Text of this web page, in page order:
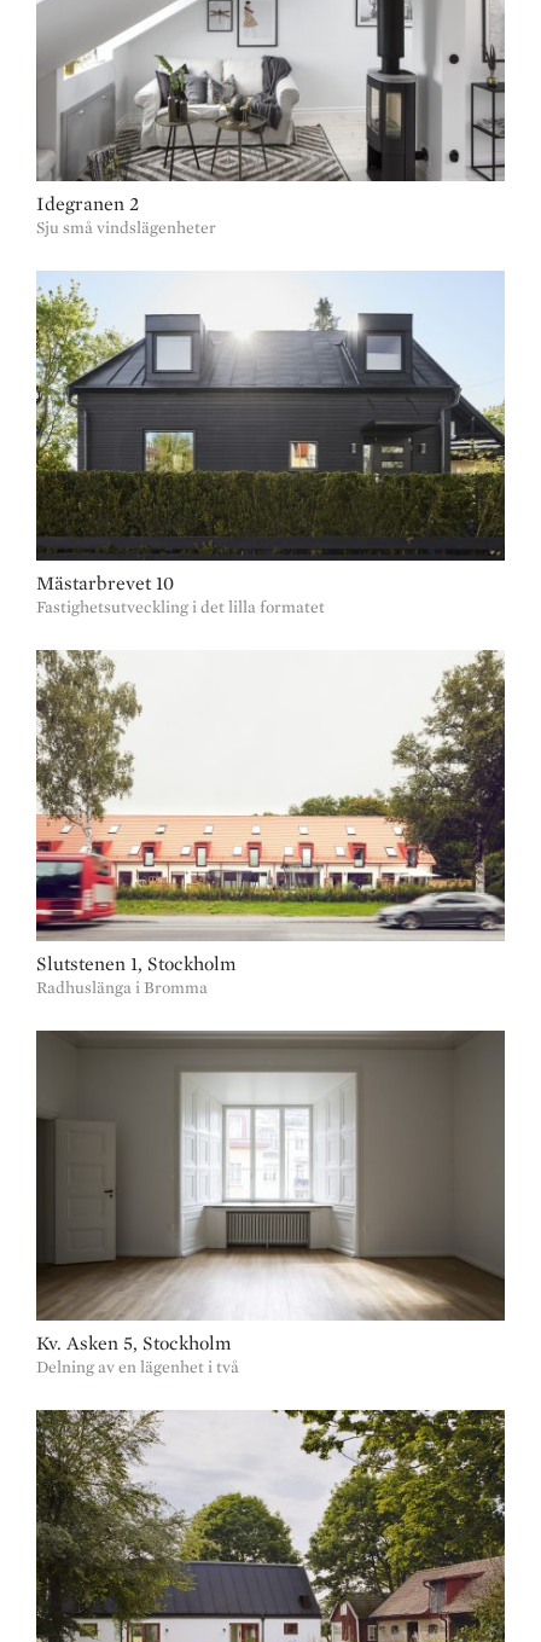
Idegranen 2
Sju små vindslägenheter
Mästarbrevet 10
Fastighetsutveckling i det lilla formatet
Slutstenen 1, Stockholm
Radhuslänga i Bromma
Kv. Asken 5, Stockholm
Delning av en lägenhet i två